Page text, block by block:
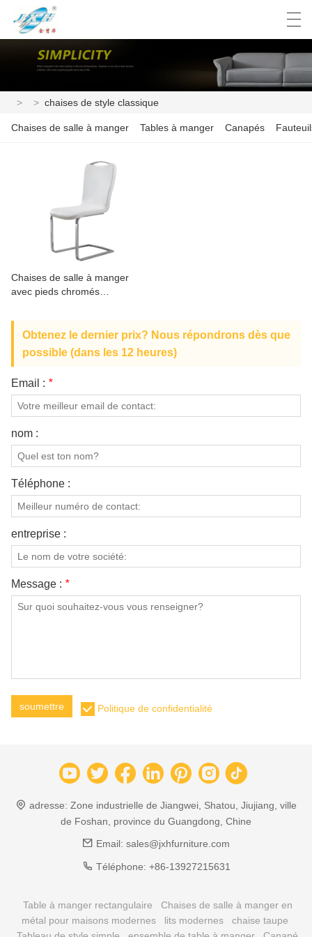
العربية Deutsch Español
> > chaises de style classique
Chaises de salle à manger Tables à manger Canapés
Chaises de salle à manger
avec pieds chromés
dossier haut de style classique
Obtenez le dernier prix? Nous répondrons dès que
possible (dans les 12 heures)
Email : *
nom :
Téléphone :
entreprise :
Message : *
soumettre Politique de confidentialité
adresse: Zone industrielle de Jiangwei, Shatou, Jiujiang, ville
de Foshan, province du Guangdong, Chine
Email: sales@jxhfurniture.com
Téléphone: +86-13927215631
Table à manger rectangulaire
Chaises de salle à manger en
métal pour maisons modernes
lits modernes
chaise taupe